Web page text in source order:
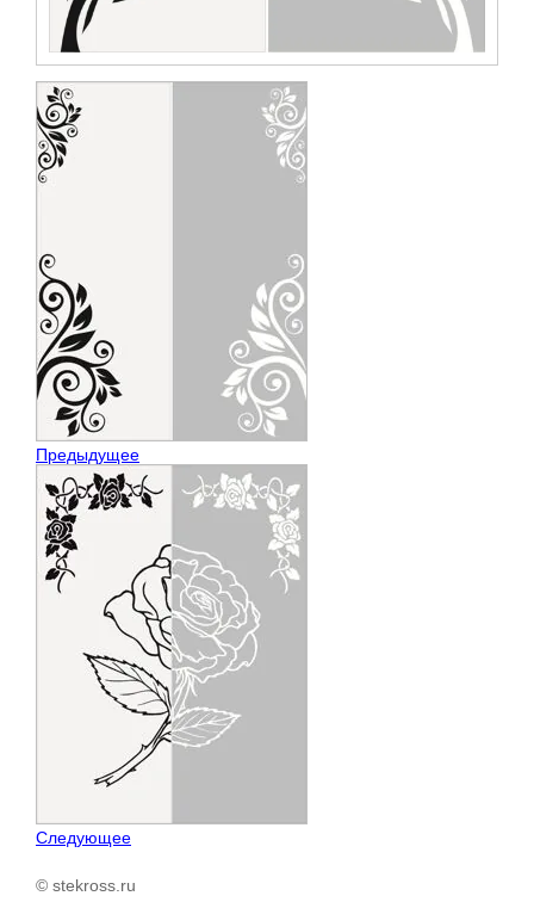
Предыдущее
Следующее
© stekross.ru